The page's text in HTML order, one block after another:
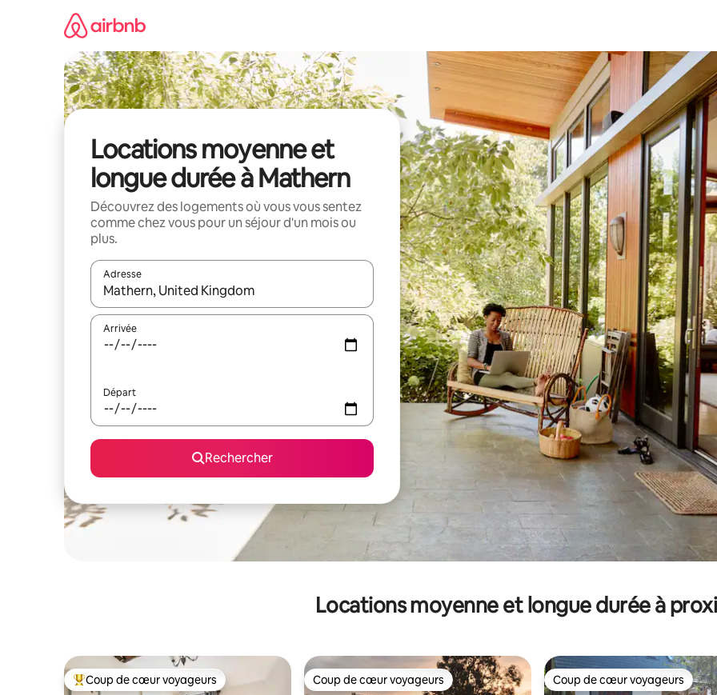
Locations moyenne et
longue durée à Mathern
Découvrez des logements où vous vous sentez
comme chez vous pour un séjour d'un mois ou
plus.
Adresse
Lorsque les résultats s'affichent, utilisez les flèches vers le haut et vers le bas pour les parcourir ou en appuyant et en
Arrivée
Départ
Rechercher
Locations moyenne et longue durée à
Coups de cœur voyageurs les plus appréciés
Coup de cœur voyageurs Coup de cœur voyageurs
Coup de cœur voyageurs Coup de cœur voyageurs
Coup de cœur voyageurs